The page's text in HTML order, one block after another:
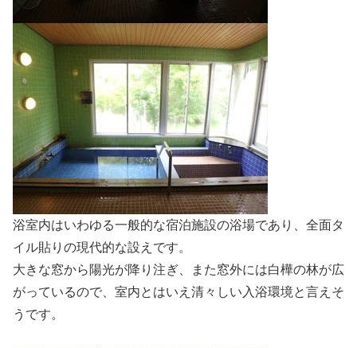
浴室内はいわゆる一般的な宿泊施設の浴場であり、全面タ
イル貼りの現代的な設えです。
大きな窓から陽光が降り注ぎ、また窓外には白樺の林が広
がっているので、室内とはいえ清々しい入浴環境と言えそ
うです。